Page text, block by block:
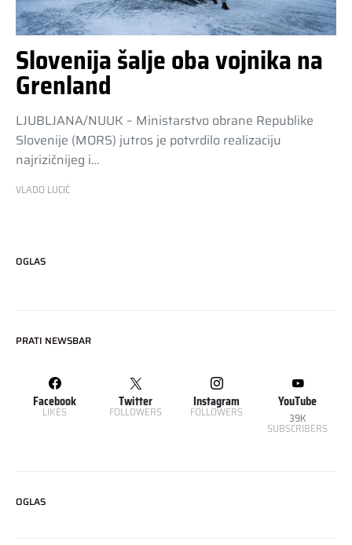
Slovenija šalje oba vojnika na
Grenland
LJUBLJANA/NUUK – Ministarstvo obrane Republike
Slovenije (MORS) jutros je potvrdilo realizaciju
najrizičnijeg i…
VLADO LUCIĆ
OGLAS
PRATI NEWSBAR
Facebook
LIKES
Twitter
FOLLOWERS
Instagram
FOLLOWERS
YouTube
39K
SUBSCRIBERS
OGLAS